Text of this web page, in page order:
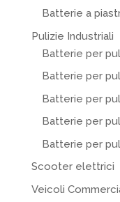
Batterie a
Pulizie Industriali
Batterie per
Batterie per
Batterie per
Batterie per
Batterie per
Scooter elettrici
Veicoli